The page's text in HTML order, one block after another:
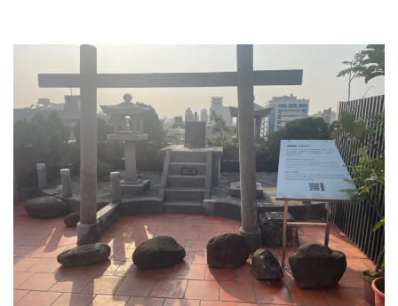
ホーム
お金について